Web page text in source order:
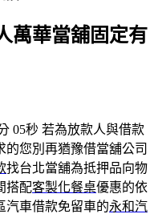
萬華當舖固定有
05秒 若為放款人與借款
的您別再猶豫借當舖公司
找台北當舖為抵押品向物
搭配客製化餐桌優惠的依
汽車借款免留車的永和汽